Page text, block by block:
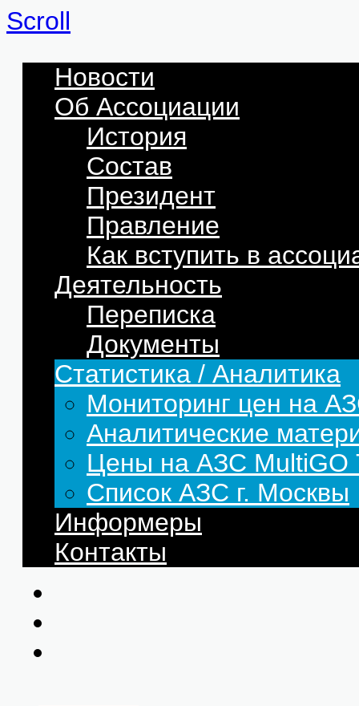
Scroll
Новости
Об Ассоциации
История
Состав
Президент
Правление
Как вступить в
Деятельность
Переписка
Документы
Статистика / Аналитика
Мониторинг цен на
Аналитические
Цены на АЗС
Список АЗС г. Москвы
Информеры
Контакты